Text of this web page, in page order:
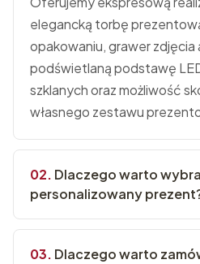
elegancką torbę
opakowaniu, grawer zdjęcia
podświetlaną podstawę
szklanych oraz możliwość
własnego zestawu
Dlaczego warto
personalizowany
Dlaczego warto